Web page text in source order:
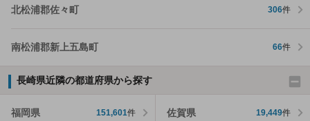
北松浦郡佐々町 306件
南松浦郡新上五島町 66件
長崎県近隣の都道府県から探す
福岡県 151,601件 佐賀県 19,449件